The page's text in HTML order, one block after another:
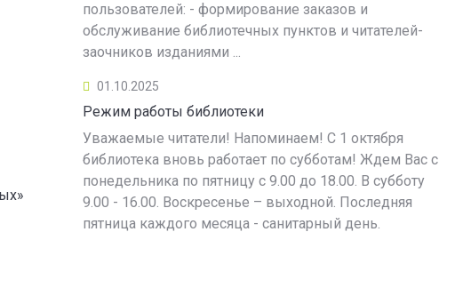
пользователей: - формирование заказов и
обслуживание библиотечных пунктов и читателей-
заочников изданиями ...
01.10.2025
Режим работы библиотеки
Уважаемые читатели! Напоминаем! С 1 октября
библиотека вновь работает по субботам! Ждем Вас с
понедельника по пятницу с 9.00 до 18.00. В субботу
9.00 - 16.00. Воскресенье – выходной. Последняя
пятница каждого месяца - санитарный день.